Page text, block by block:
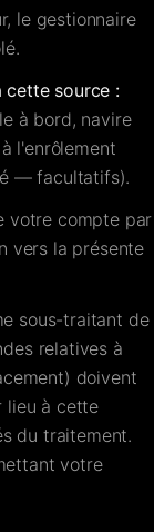
le gestionnaire
cette source :
à bord, navire
l'enrôlement
— facultatifs).
votre compte par
vers la présente
sous-traitant de
relatives à
doivent
lieu à cette
du traitement.
votre